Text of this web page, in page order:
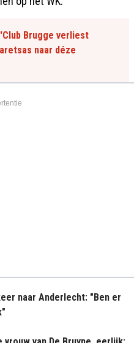
Brugge verliest
naar déze
naar Anderlecht: "Ben er